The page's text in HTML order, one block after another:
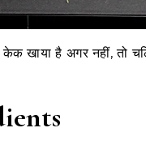
केक खाया है अगर नहीं,